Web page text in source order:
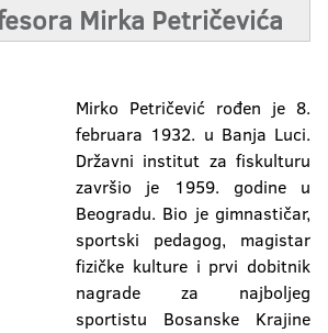
Mirka Petričevića
Mirko Petričević rođen je 8.
februara 1932. u Banja Luci.
Državni institut za fiskulturu
završio je 1959. godine u
Beogradu. Bio je gimnastičar,
sportski pedagog, magistar
fizičke kulture i prvi dobitnik
nagrade za najboljeg
sportistu Bosanske Krajine